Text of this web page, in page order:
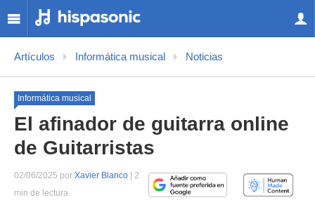
Artículos Informática musical Noticias
Informática musical
El afinador de guitarra online
de Guitarristas
02/06/2025 por Xavier Blanco | 2
min de lectura